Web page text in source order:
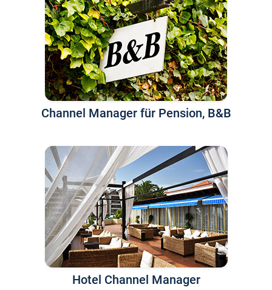
Channel Manager für Pension, B&B
Hotel Channel Manager